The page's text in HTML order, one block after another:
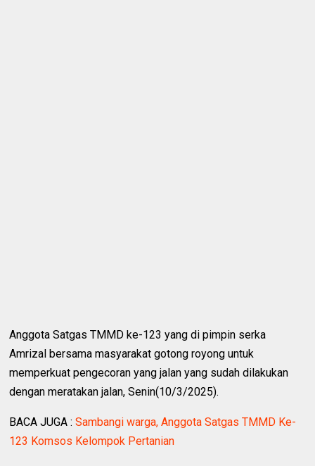
Anggota Satgas TMMD ke-123 yang di pimpin serka
Amrizal bersama masyarakat gotong royong untuk
memperkuat pengecoran yang jalan yang sudah dilakukan
dengan meratakan jalan, Senin(10/3/2025).
BACA JUGA :Sambangi warga, Anggota Satgas TMMD Ke-
123 Komsos Kelompok Pertanian